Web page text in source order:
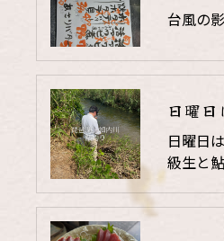
台風の
日曜日
級生と